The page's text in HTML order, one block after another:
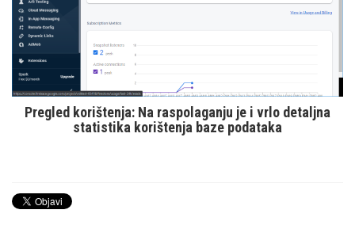
Pregled korištenja: Na raspolaganju je i vrlo detaljna
statistika korištenja baze podataka